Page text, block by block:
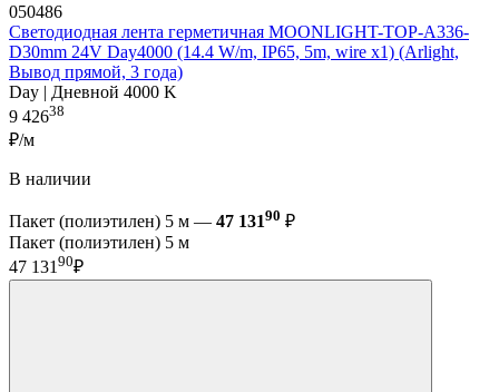
050486
Светодиодная лента герметичная MOONLIGHT-TOP-A336-
D30mm 24V Day4000 (14.4 W/m, IP65, 5m, wire x1) (Arlight,
Вывод прямой, 3 года)
Day | Дневной 4000 K
9 42638
₽/м
В наличии
Пакет (полиэтилен) 5 м — 47 13190 ₽
Пакет (полиэтилен) 5 м
47 13190₽